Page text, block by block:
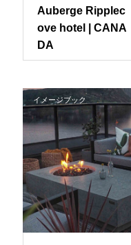
Auberge Ripplec
ove hotel | CANA
DA
イメージブック